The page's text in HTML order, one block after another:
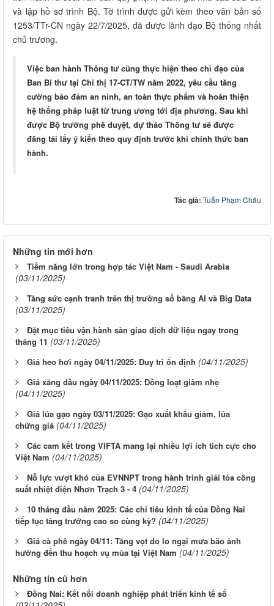
và lập hồ sơ trình Bộ. Tờ trình được gửi kèm theo văn bản số
1253/TTr-CN ngày 22/7/2025, đã được lãnh đạo Bộ thống nhất
chủ trương.
Việc ban hành Thông tư cũng thực hiện theo chỉ đạo của
Ban Bí thư tại Chỉ thị 17-CT/TW năm 2022, yêu cầu tăng
cường bảo đảm an ninh, an toàn thực phẩm và hoàn thiện
hệ thống pháp luật từ trung ương tới địa phương. Sau khi
được Bộ trưởng phê duyệt, dự thảo Thông tư sẽ được
đăng tải lấy ý kiến theo quy định trước khi chính thức ban
hành.
Tác giả: Tuấn Phạm Châu
Những tin mới hơn
Tiềm năng lớn trong hợp tác Việt Nam - Saudi Arabia
(03/11/2025)
Tăng sức cạnh tranh trên thị trường số bằng AI và Big Data
(03/11/2025)
Đặt mục tiêu vận hành sàn giao dịch dữ liệu ngay trong
tháng 11 (03/11/2025)
Giá heo hơi ngày 04/11/2025: Duy trì ổn định (04/11/2025)
Giá xăng dầu ngày 04/11/2025: Đồng loạt giảm nhẹ
(04/11/2025)
Giá lúa gạo ngày 03/11/2025: Gạo xuất khẩu giảm, lúa
chững giá (04/11/2025)
Các cam kết trong VIFTA mang lại nhiều lợi ích tích cực cho
Việt Nam (04/11/2025)
Nỗ lực vượt khó của EVNNPT trong hành trình giải tỏa công
suất nhiệt điện Nhơn Trạch 3 - 4 (04/11/2025)
10 tháng đầu năm 2025: Các chỉ tiêu kinh tế của Đồng Nai
tiếp tục tăng trưởng cao so cùng kỳ? (04/11/2025)
Giá cà phê ngày 04/11: Tăng vọt do lo ngại mưa bão ảnh
hưởng đến thu hoạch vụ mùa tại Việt Nam (04/11/2025)
Những tin cũ hơn
Đồng Nai: Kết nối doanh nghiệp phát triển kinh tế số